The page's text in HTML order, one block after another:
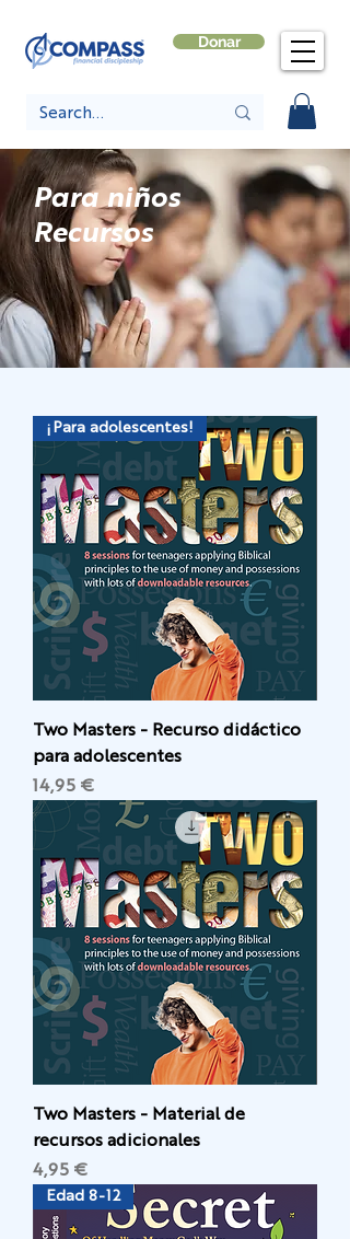
Donar
Para niños
Recursos
¡Para adolescentes!
Two Masters - Recurso didáctico
para adolescentes
Precio
14,95 €
Two Masters - Material de
recursos adicionales
Precio
4,95 €
Edad 8-12